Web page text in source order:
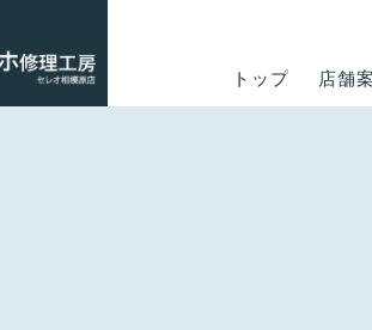
トップ 店舗